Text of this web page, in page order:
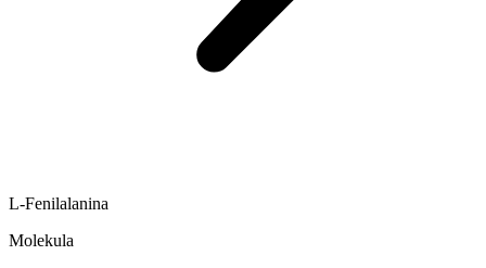
L-Fenilalanina
Molekula